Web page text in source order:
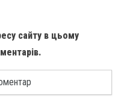
сайту в цьому